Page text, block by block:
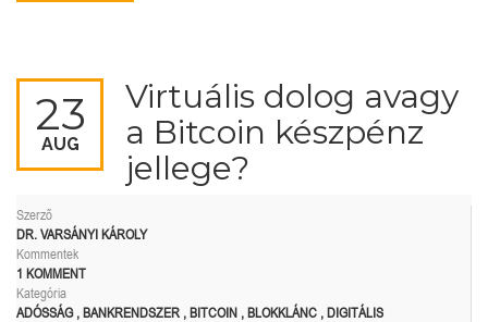
23
AUG
Virtuális dolog avagy
a Bitcoin készpénz
jellege?
Szerző
DR. VARSÁNYI KÁROLY
Kommentek
1 KOMMENT
Kategória
ADÓSSÁG, BANKRENDSZER , BITCOIN , BLOKKLÁNC , DIGITÁLIS